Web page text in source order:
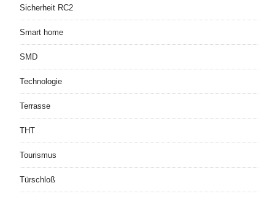
Sicherheit RC2
Smart home
SMD
Technologie
Terrasse
THT
Tourismus
Türschloß